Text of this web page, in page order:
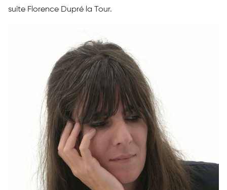
suite Florence Dupré la Tour.